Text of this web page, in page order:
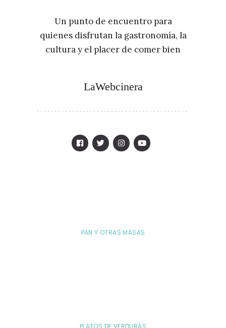
Un punto de encuentro para
quienes disfrutan la gastronomía, la
cultura y el placer de comer bien
LaWebcinera
PAN Y OTRAS MASAS
PLATOS DE VERDURAS